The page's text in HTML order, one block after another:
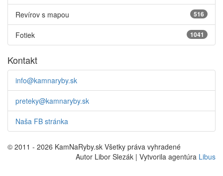
516
Revírov s mapou
1041
Fotiek
Kontakt
info@kamnaryby.sk
preteky@kamnaryby.sk
Naša FB stránka
© 2011 - 2026 KamNaRyby.sk Všetky práva vyhradené
Autor Libor Slezák | Vytvorila agentúra Libus